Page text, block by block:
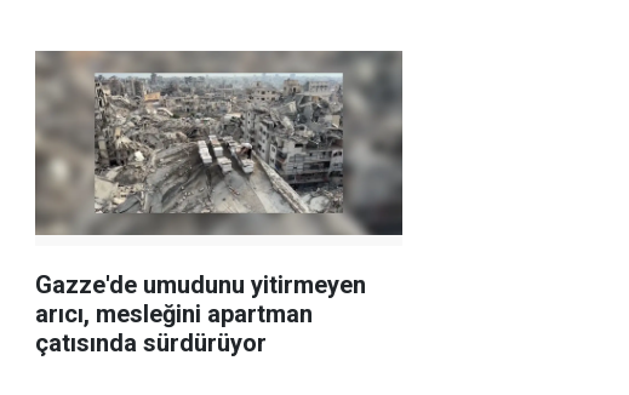
Gazze'de umudunu yitirmeyen
arıcı, mesleğini apartman
çatısında sürdürüyor